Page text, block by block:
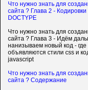
Что нужно знать для
сайта ? Глава 2 - Кодировки
DOCTYPE
Что нужно знать для
сайта ? Глава 3 - Идём
нанизываем новый код - где
объявляются стили css и
javascript
Что нужно знать для
сайта ? Содержание